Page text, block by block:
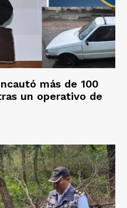
más de 100
un operativo de